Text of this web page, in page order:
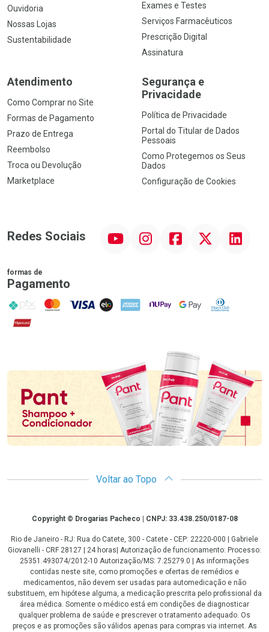
Ouvidoria
Nossas Lojas
Sustentabilidade
Exames e Testes
Serviços Farmacêuticos
Prescrição Digital
Assinatura
Atendimento
Como Comprar no Site
Formas de Pagamento
Prazo de Entrega
Reembolso
Troca ou Devolução
Marketplace
Segurança e
Privacidade
Política de Privacidade
Portal do Titular de Dados
Pessoais
Como Protegemos os Seus
Dados
Configuração de Cookies
Redes Sociais InstagramFacebookTwitter Linkedin
formas de
Pagamento
PIX MasterCard
VISA ELO AMEX NuPay Google PayDiners Club
Hipercard
Promoção em Destaque
Voltar ao Topo
CopyrightCopyright © Drogarias Pacheco | CNPJ: 33.438.250/0187-08
Rio de Janeiro - RJ: Rua do Catete, 300 - Catete - CEP: 22220-000 | Gabriele
Giovanelli - CRF 28127 | 24 horas| Autorização de funcionamento: Processo:
25351.493074/2012-10 Autorização/MS: 7.25279.0 | As informações
contidas neste site, como promoções e ofertas de remédios e
medicamentos, não devem ser usadas para automedicação e não
substituem, em hipótese alguma, a medicação prescrita pelo profissional da
área médica. Somente o médico está em condições de diagnosticar
qualquer problema de saúde e prescrever o tratamento adequado. Os
preços e as promoções são válidos apenas para compras via internet. As